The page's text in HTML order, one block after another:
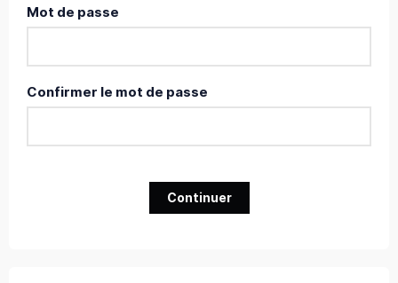
Mot de passe
Confirmer le mot de passe
Continuer